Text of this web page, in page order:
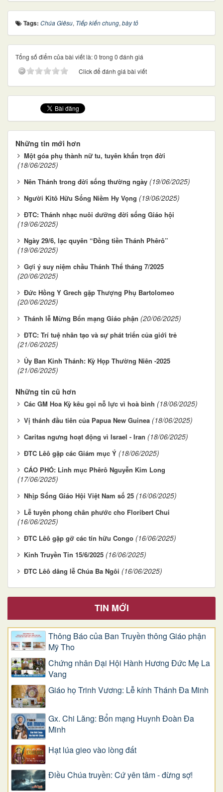
Tags: Chúa Giêsu, Tiếp kiến chung, bày tỏ
Tổng số điểm của bài viết là: 0 trong 0 đánh giá
Click để đánh giá bài viết
Những tin mới hơn
Một góa phụ thành nữ tu, tuyên khấn trọn đời
(18/06/2025)
Nên Thánh trong đời sống thường ngày (19/06/2025)
Người Kitô Hữu Sống Niềm Hy Vọng (19/06/2025)
ĐTC: Thánh nhạc nuôi dưỡng đời sống Giáo hội
(19/06/2025)
Ngày 29/6, lạc quyên “Đồng tiền Thánh Phêrô”
(19/06/2025)
Gợi ý suy niệm chầu Thánh Thể tháng 7/2025
(20/06/2025)
Đức Hồng Y Grech gặp Thượng Phụ Bartolomeo
(20/06/2025)
Thánh lễ Mừng Bổn mạng Giáo phận (20/06/2025)
ĐTC: Trí tuệ nhân tạo và sự phát triển của giới trẻ
(21/06/2025)
Ủy Ban Kinh Thánh: Kỳ Họp Thường Niên -2025
(21/06/2025)
Những tin cũ hơn
Các GM Hoa Kỳ kêu gọi nỗ lực vì hoà bình (18/06/2025)
Vị thánh đầu tiên của Papua New Guinea (18/06/2025)
Caritas ngưng hoạt động vì Israel - Iran (18/06/2025)
ĐTC Lêô gặp các Giám mục Ý (18/06/2025)
CÁO PHÓ: Linh mục Phêrô Nguyễn Kim Long
(17/06/2025)
Nhịp Sống Giáo Hội Việt Nam số 25 (16/06/2025)
Lễ tuyên phong chân phước cho Floribert Chui
(16/06/2025)
ĐTC Lêô gặp gỡ các tín hữu Congo (16/06/2025)
Kinh Truyền Tin 15/6/2025 (16/06/2025)
ĐTC Lêô dâng lễ Chúa Ba Ngôi (16/06/2025)
TIN MỚI
Thông Báo của Ban Truyền thông Giáo phận
Mỹ Tho
Chứng nhân Đại Hội Hành Hương Đức Mẹ La
Vang
Giáo họ Trinh Vương: Lễ kính Thánh Đa Minh
Gx. Chi Lăng: Bổn mạng Huynh Đoàn Đa
Minh
Hạt lúa gieo vào lòng đất
Điều Chúa truyền: Cứ yên tâm - đừng sợ!